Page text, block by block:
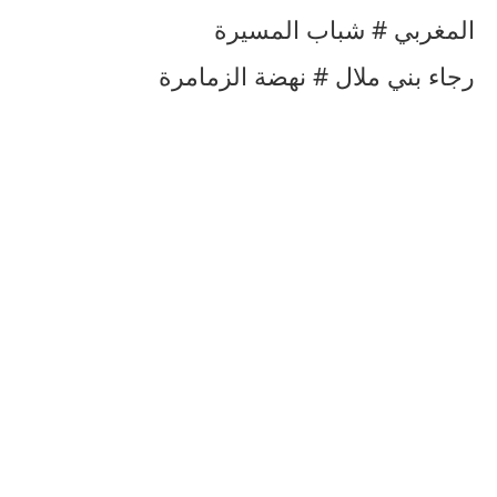
المغربي # شباب المسيرة
رجاء بني ملال # نهضة الزمامرة